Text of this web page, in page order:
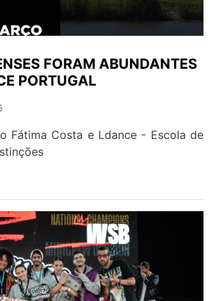
FORAM ABUNDANTES
PORTUGAL
Fátima Costa e Ldance - Escola de